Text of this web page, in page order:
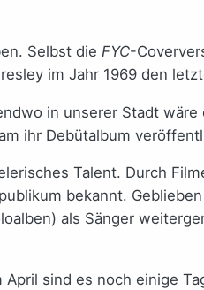
Selbst die FYC-
im Jahr 1969 den
in unserer Stadt
ihr Debütalbum
Talent. Durch
bekannt.
als Sänger
April sind es noch einige